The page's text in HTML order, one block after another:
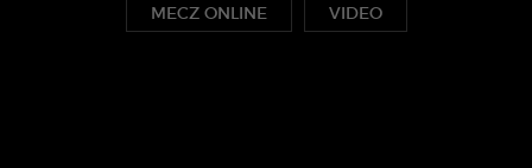
MECZ ONLINE VIDEO